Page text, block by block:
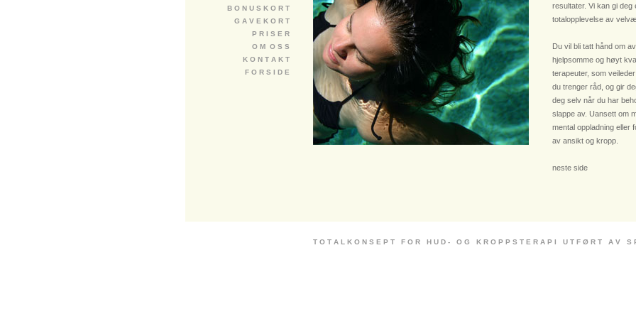
resultater. Vi kan gi deg
totalopplevelse av
Du vil bli tatt hånd om
hjelpsomme og høyt
terapeuter, som
du trenger råd, og gir
deg selv når du har
slappe av. Uansett om
mental oppladning eller
av ansikt og kropp.
neste side
B O N U S K O R T
G A V E K O R T
P R I S E R
O M O S S
K O N T A K T
F O R S I D E
T O T A L K O N S E P T F O R H U D - O G K R O P P S T E R A P I U T F Ø R T A V S